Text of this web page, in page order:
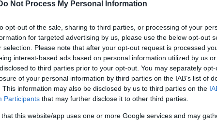
Not Process My Personal Information
opt-out of the sale, sharing to third parties, or processing of your
for targeted advertising by us, please use the below opt-out
selection. Please note that after your opt-out request is processed
interest-based ads based on personal information utilized by us
to third parties prior to your opt-out. You may separately
of your personal information by third parties on the IAB’s list of
This information may also be disclosed by us to third parties on the
Participants that may further disclose it to other third parties.
that this website/app uses one or more Google services and may
(november 9. - Utrecht, 11. - Rotterdam). Zenés,
újra látható. A 24-i előadás után közönségtalálkozót
előtt már 19 órától kínáljuk ingyenes
FEKETEleves elnevezésű este első része Színház És
lesz, ismét Schilling Árpád rendezésében. (Az
Anne Washburn drámája elektronikus formában
címen.) Majd 22 órától a
a bódvarákói workshopról összevágott video-anyagot